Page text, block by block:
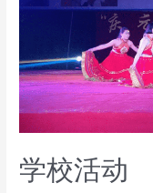
学校活动